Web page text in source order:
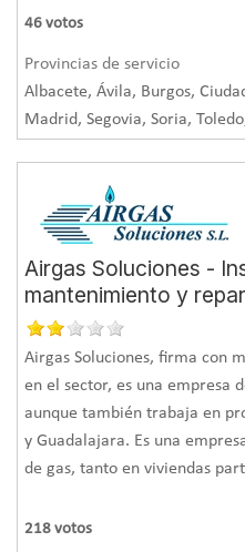
Las principales soluciones
ofrecen propiedades
procedente tanto del
edificación. Además, existen
evitan la propagación del
del sonido (para proteger de
evitar ecos, por ejemplo).
Para lograr un buen confort
Identificar el tipo de ruido y
impacto). En función de
elemento (suelo, techo,
46 votos
Provincias de servicio
Albacete, Ávila, Burgos,
Madrid, Segovia, Soria,
Airgas Soluciones -
mantenimiento y
Airgas Soluciones, firma con
en el sector, es una empresa
aunque también trabaja en
y Guadalajara. Es una
de gas, tanto en viviendas
218 votos